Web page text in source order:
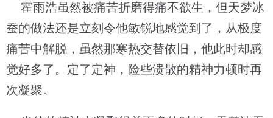
霍雨浩虽然被痛苦折磨得痛不欲生，但天梦冰
蚕的做法还是立刻令他敏锐地感觉到了，从极度
痛苦中解脱，虽然那寒热交替依旧，他此时却感
觉好多了。定了定神，险些溃散的精神力顿时再
次凝聚。